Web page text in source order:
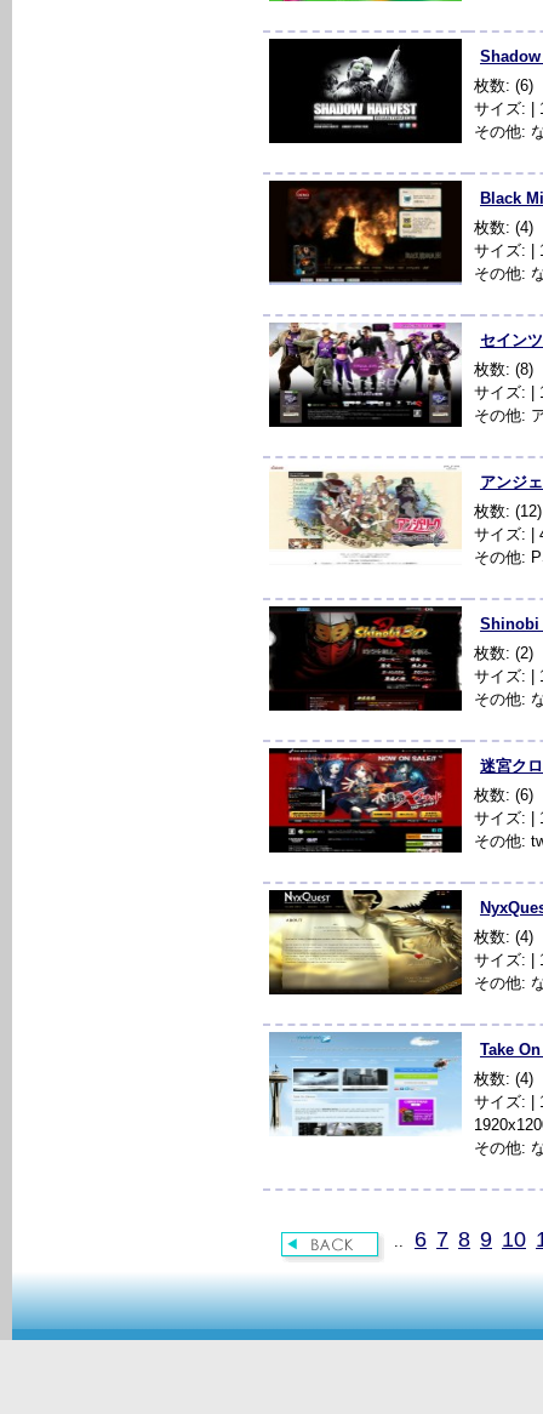
枚数: (6)
サイズ: |
その他:
Black
枚数: (4)
サイズ: |
その他:
セイン
枚数: (8)
サイズ: |
その他:
アンジ
枚数: (12)
サイズ: |
その他:
Shinobi
枚数: (2)
サイズ: |
その他:
迷宮ク
枚数: (6)
サイズ: |
その他:
枚数: (4)
サイズ: |
その他:
Take
枚数: (4)
サイズ: |
その他:
.. 6 7 8 9 10